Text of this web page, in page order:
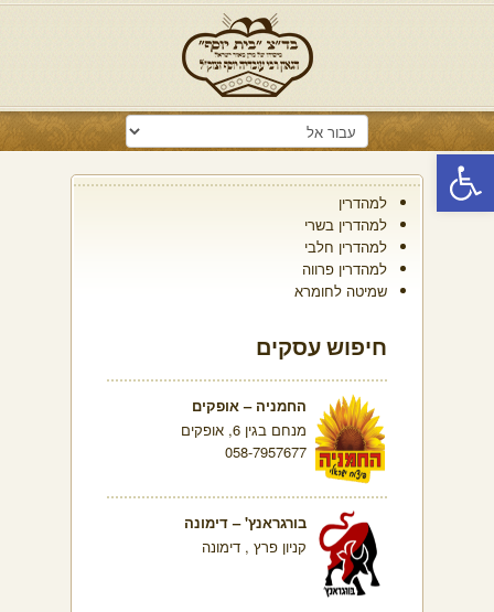
פתח סרגל נגישות
למהדרין
למהדרין בשרי
למהדרין חלבי
למהדרין פרווה
שמיטה לחומרא
חיפוש עסקים
החמניה – אופקים
מנחם בגין 6, אופקים
058-7957677
בורגראנץ' – דימונה
קניון פרץ , דימונה